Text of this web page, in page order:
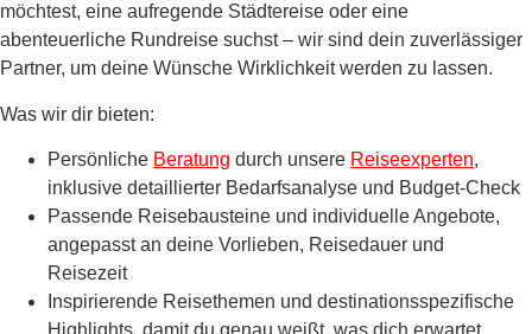
möchtest, eine aufregende Städtereise oder eine
abenteuerliche Rundreise suchst – wir sind dein zuverlässiger
Partner, um deine Wünsche Wirklichkeit werden zu lassen.
Was wir dir bieten:
Persönliche Beratung durch unsere Reiseexperten,
inklusive detaillierter Bedarfsanalyse und Budget-Check
Passende Reisebausteine und individuelle Angebote,
angepasst an deine Vorlieben, Reisedauer und
Reisezeit
Inspirierende Reisethemen und destinationsspezifische
Highlights, damit du genau weißt, was dich erwartet